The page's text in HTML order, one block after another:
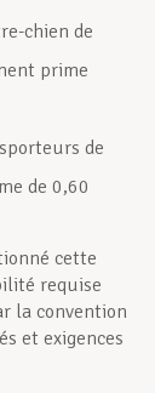
chien de
prime
de
de 0,60
cette
requise
la convention
et exigences